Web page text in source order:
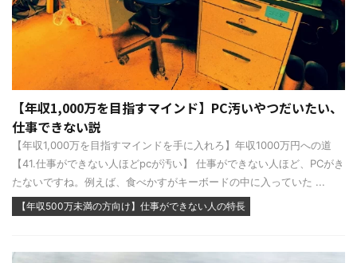
【年収1,000万を目指すマインド】PC汚いやつだいたい、
仕事できない説
【年収1,000万を目指すマインドを手に入れろ】年収1000万円への道
【41.仕事ができない人ほどpcが汚い】 仕事ができない人ほど、PCがき
たないですね。例えば、食べかすがキーボードの中に入っていた ...
【年収500万未満の方向け】仕事ができない人の特長